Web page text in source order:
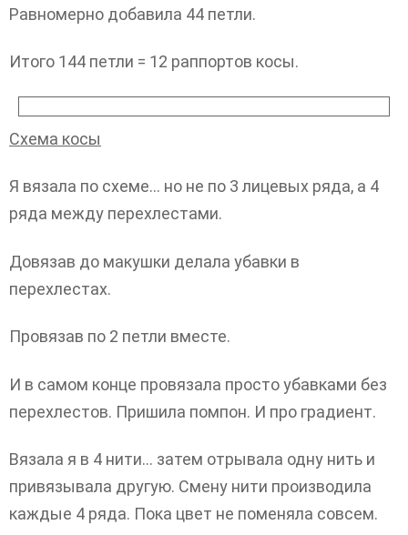
Равномерно добавила 44 петли.
Итого 144 петли = 12 раппортов косы.
Схема косы
Я вязала по схеме… но не по 3 лицевых ряда, а 4
ряда между перехлестами.
Довязав до макушки делала убавки в
перехлестах.
Провязав по 2 петли вместе.
И в самом конце провязала просто убавками без
перехлестов. Пришила помпон. И про градиент.
Вязала я в 4 нити… затем отрывала одну нить и
привязывала другую. Смену нити производила
каждые 4 ряда. Пока цвет не поменяла совсем.